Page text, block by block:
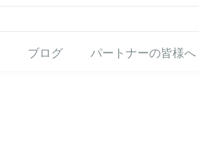
ブログ パートナーの皆様へ